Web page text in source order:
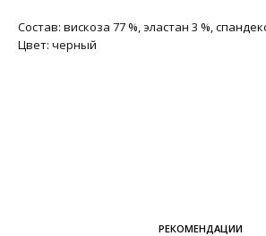
Состав: вискоза 77 %, эластан 3 %,
Цвет: черный
РЕКОМЕНДАЦИИ